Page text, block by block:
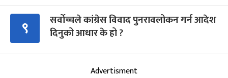
९
सर्वोच्चले कांग्रेस विवाद पुनरावलोकन गर्न आदेश
दिनुको आधार के हो ?
Advertisment